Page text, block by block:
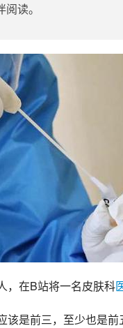
读。
，在B站将一名皮肤科
是前三，至少也是前